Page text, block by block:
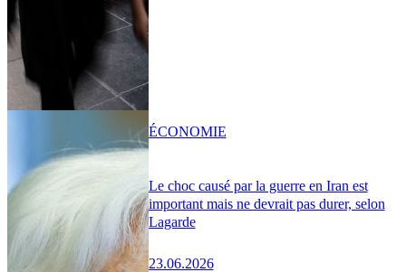
Le choc causé par la guerre en Iran est
important mais ne devrait pas durer, selon
Lagarde
23.06.2026
ÉCONOMIE